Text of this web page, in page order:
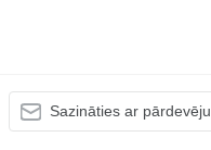
Sazināties ar pārdevēju